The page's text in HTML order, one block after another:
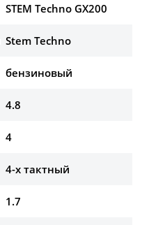
STEM Techno GX200
Stem Techno
бензиновый
4.8
4
4-х тактный
1.7